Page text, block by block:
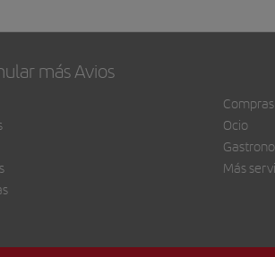
más Avios
Compras
Ocio
Más